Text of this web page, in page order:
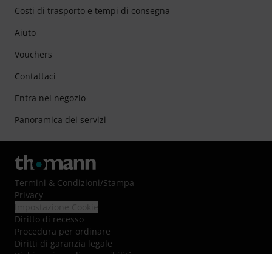
Costi di trasporto e tempi di consegna
Aiuto
Vouchers
Contattaci
Entra nel negozio
Panoramica dei servizi
Termini & Condizioni/Stampa
Privacy
Diritto di recesso
Procedura per ordinare
Diritti di garanzia legale